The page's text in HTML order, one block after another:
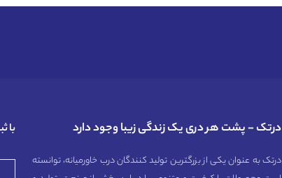
درتک - پشت هر دری یک زندگی زیبا وجود دارد
درتک به عنوان یکی از بزرگترین تولید کنندگان درب خاورمیانه، توانسته
با